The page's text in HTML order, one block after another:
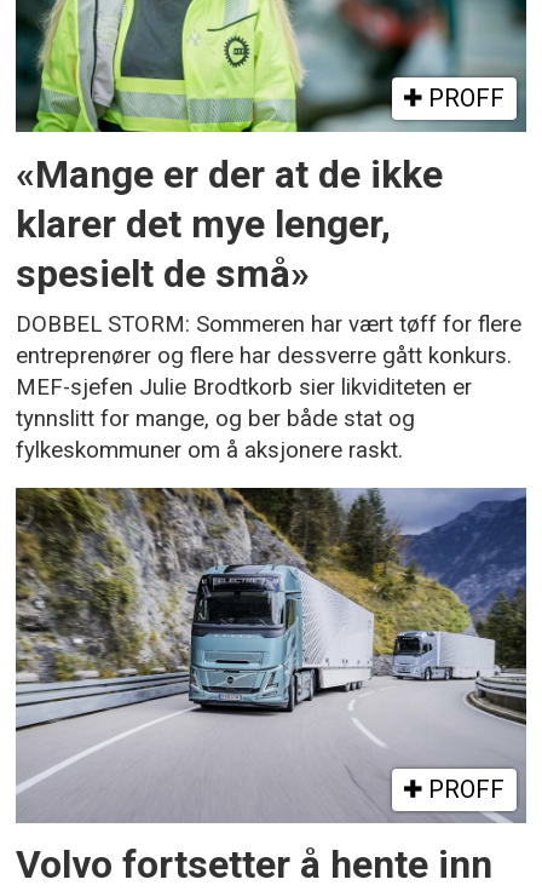
PROFF
«Mange er der at de ikke
klarer det mye lenger,
spesielt de små»
DOBBEL STORM: Sommeren har vært tøff for flere
entreprenører og flere har dessverre gått konkurs.
MEF-sjefen Julie Brodtkorb sier likviditeten er
tynnslitt for mange, og ber både stat og
fylkeskommuner om å aksjonere raskt.
PROFF
Volvo fortsetter å hente inn